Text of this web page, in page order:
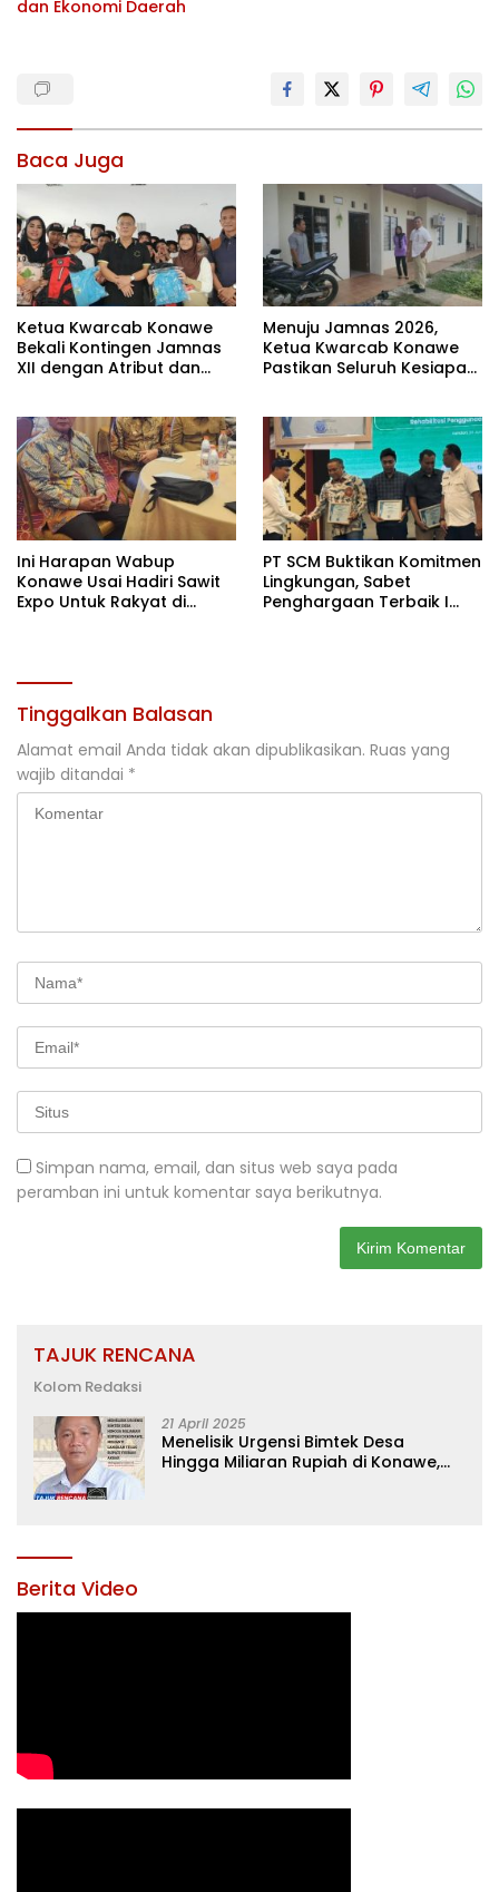
dan Ekonomi Daerah
Baca Juga
Ketua Kwarcab Konawe
Bekali Kontingen Jamnas
XII dengan Atribut dan
Menuju Jamnas 2026,
Ketua Kwarcab Konawe
Pastikan Seluruh Kesiapan
Ini Harapan Wabup
Konawe Usai Hadiri Sawit
Expo Untuk Rakyat di
PT SCM Buktikan Komitmen
Lingkungan, Sabet
Penghargaan Terbaik I
Tinggalkan Balasan
Alamat email Anda tidak akan dipublikasikan. Ruas yang
wajib ditandai *
Simpan nama, email, dan situs web saya pada
peramban ini untuk komentar saya berikutnya.
TAJUK RENCANA
Kolom Redaksi
21 April 2025
Menelisik Urgensi Bimtek Desa
Hingga Miliaran Rupiah di Konawe,
Berita Video